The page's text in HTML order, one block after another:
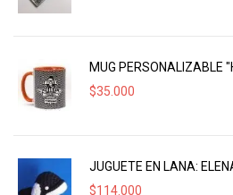
MUG PERSONALIZABLE
$35.000
JUGUETE EN LANA:
$114.000